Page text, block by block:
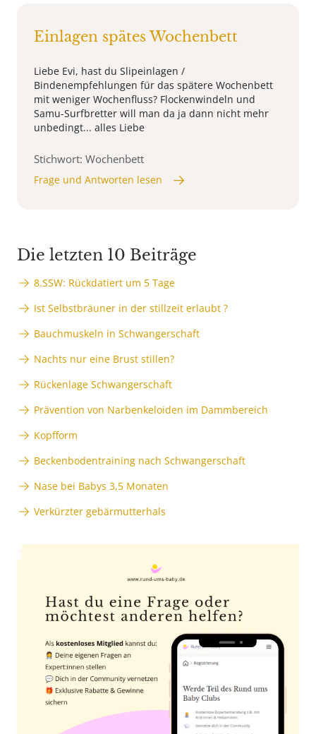
Einlagen spätes Wochenbett
Liebe Evi, hast du Slipeinlagen /
Bindenempfehlungen für das spätere Wochenbett
mit weniger Wochenfluss? Flockenwindeln und
Samu-Surfbretter will man da ja dann nicht mehr
unbedingt... alles Liebe
Stichwort: Wochenbett
Frage und Antworten lesen
Die letzten 10 Beiträge
8.SSW: Rückdatiert um 5 Tage
Ist Selbstbräuner in der stillzeit erlaubt ?
Bauchmuskeln in Schwangerschaft
Nachts nur eine Brust stillen?
Rückenlage Schwangerschaft
Prävention von Narbenkeloiden im Dammbereich
Kopfform
Beckenbodentraining nach Schwangerschaft
Nase bei Babys 3,5 Monaten
Verkürzter gebärmutterhals